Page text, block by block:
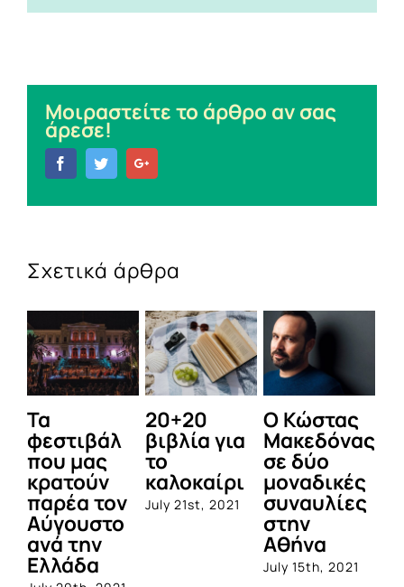
Μοιραστείτε το άρθρο αν σας
άρεσε!
FacebookTwitter
Σχετικά άρθρα
μας
τον
την
20+20
βιβλία για
το
καλοκαίρι
July 21st, 2021
Ο Κώστας
Μακεδόνας
σε δύο
μοναδικές
συναυλίες
Αθήνα
July 15th, 2021
Δείτε